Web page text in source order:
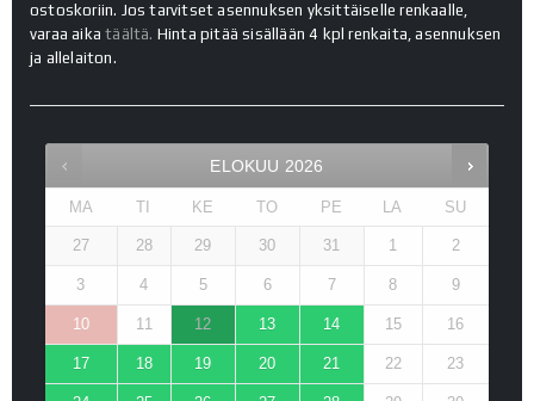
ostoskoriin. Jos tarvitset asennuksen yksittäiselle renkaalle,
varaa aikatäältä. Hinta pitää sisällään 4 kpl renkaita, asennuksen
ja allelaiton.
ELOKUU 2026
MA TI KE TO PE LA SU
27 28 29 30 31 1 2
3 4 5 6 7 8 9
10 11 12 13 14 15 16
17 18 19 20 21 22 23